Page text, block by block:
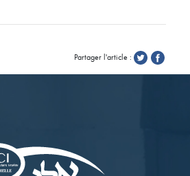
Partager l'article :